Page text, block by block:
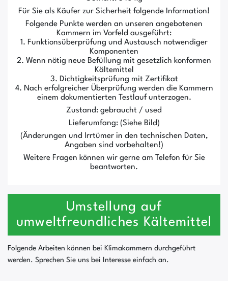
Für Sie als Käufer zur Sicherheit folgende Information!
Folgende Punkte werden an unseren angebotenen
Kammern im Vorfeld ausgeführt:
1. Funktionsüberprüfung und Austausch notwendiger
Komponenten
2. Wenn nötig neue Befüllung mit gesetzlich konformen
Kältemittel
3. Dichtigkeitsprüfung mit Zertifikat
4. Nach erfolgreicher Überprüfung werden die Kammern
einem dokumentierten Testlauf unterzogen.
Zustand: gebraucht / used
Lieferumfang: (Siehe Bild)
(Änderungen und Irrtümer in den technischen Daten,
Angaben sind vorbehalten!)
Weitere Fragen können wir gerne am Telefon für Sie
beantworten.
Umstellung auf
umweltfreundliches Kältemittel
Folgende Arbeiten können bei Klimakammern durchgeführt
werden. Sprechen Sie uns bei Interesse einfach an.